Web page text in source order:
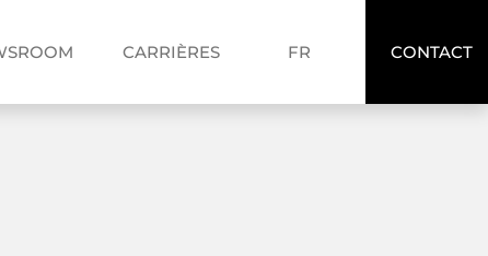
CARRIÈRES FR CONTACT